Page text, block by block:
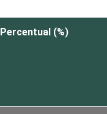
Percentual (%)